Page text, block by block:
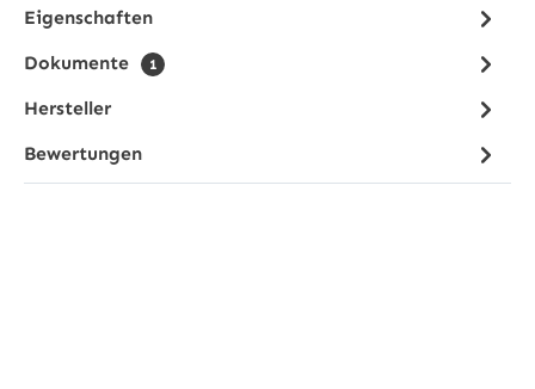
Eigenschaften
Dokumente
1
Hersteller
Bewertungen